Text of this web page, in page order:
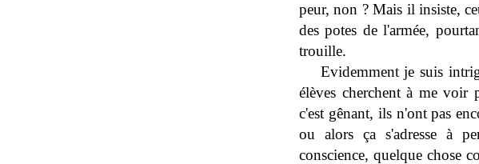
peur, non ? Mais il insiste,
des potes de l'armée,
trouille.
Evidemment je suis
élèves cherchent à me voir
c'est gênant, ils n'ont pas
ou alors ça s'adresse à
conscience, quelque chose